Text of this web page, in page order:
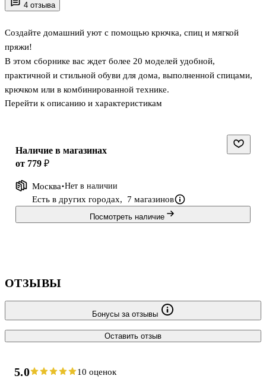
4 отзыва
Создайте домашний уют с помощью крючка, спиц и мягкой
пряжи!
В этом сборнике вас ждет более 20 моделей удобной,
практичной и стильной обуви для дома, выполненной спицами,
крючком или в комбинированной технике.
Удивительные фасоны и расцветки, необыкновенные узоры и
которую вы держите в руках.
Вязать домашнюю обувь еще никогда не было так просто!
Перейти к описанию и характеристикам
Наличие в магазинах
от 779 ₽
Москва Нет в наличии
Есть в других городах, 7 магазинов
Посмотреть наличие
ОТЗЫВЫ
Бонусы за отзывы
Оставить отзыв
5.0 10 оценок